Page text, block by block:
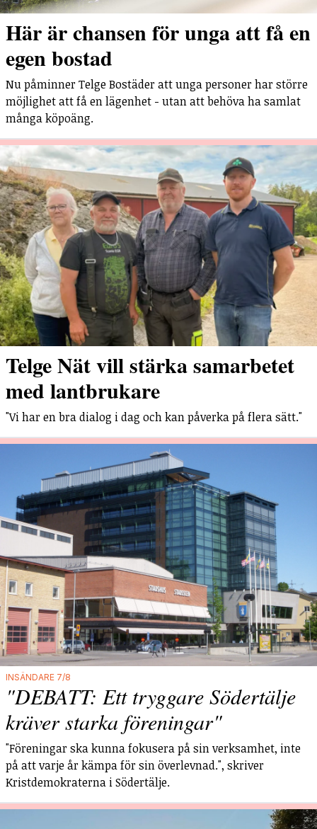
Här är chansen för unga att få en
egen bostad
Nu påminner Telge Bostäder att unga personer har större
möjlighet att få en lägenhet - utan att behöva ha samlat
många köpoäng.
Telge Nät vill stärka samarbetet
med lantbrukare
"Vi har en bra dialog i dag och kan påverka på flera sätt."
INSÄNDARE 7/8
"DEBATT: Ett tryggare Södertälje
kräver starka föreningar"
"Föreningar ska kunna fokusera på sin verksamhet, inte
på att varje år kämpa för sin överlevnad.", skriver
Kristdemokraterna i Södertälje.